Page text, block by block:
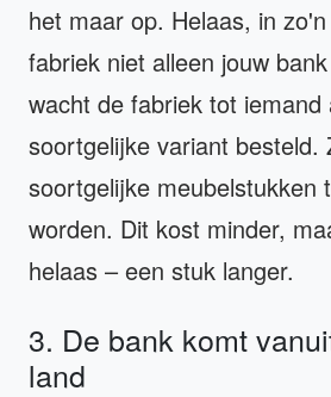
het maar op. Helaas, in
fabriek niet alleen jouw
wacht de fabriek tot iemand
soortgelijke variant besteld.
soortgelijke meubelstukken
worden. Dit kost minder,
helaas – een stuk langer.
3. De bank komt
land